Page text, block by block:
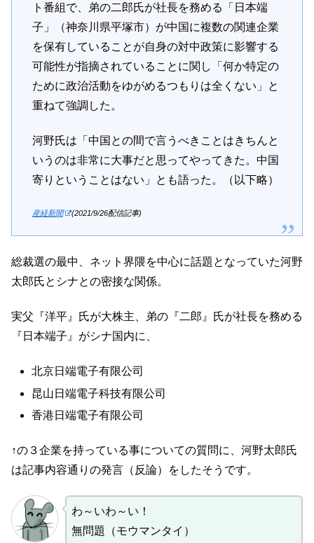
ト番組で、弟の二郎氏が社長を務める「日本端
子」（神奈川県平塚市）が中国に複数の関連企業
を保有していることが自身の対中政策に影響する
可能性が指摘されていることに関し「何か特定の
ために政治活動をゆがめるつもりは全くない」と
重ねて強調した。
河野氏は「中国との間で言うべきことはきちんと
いうのは非常に大事だと思ってやってきた。中国
寄りということはない」とも語った。（以下略）
産経新聞 (2021/9/26配信記事)
総裁選の最中、ネット界隈を中心に話題となっていた河野
太郎氏とシナとの密接な関係。
実父『洋平』氏が大株主、弟の『二郎』氏が社長を務める
『日本端子』がシナ国内に、
北京日端電子有限公司
昆山日端電子科技有限公司
香港日端電子有限公司
↑の３企業を持っている事についての質問に、河野太郎氏
は記事内容通りの発言（反論）をしたそうです。
わ～いわ～い！
無問題（モウマンタイ）